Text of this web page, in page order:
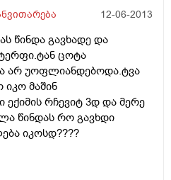
12-06-2013
წინდა გავხადე და
ცოტა
არ უოფლიანდებოდა.ტვა
მაშინ
რჩევიტ 3დ და მერე
წინდას რო გავხდი
იკოსდ????